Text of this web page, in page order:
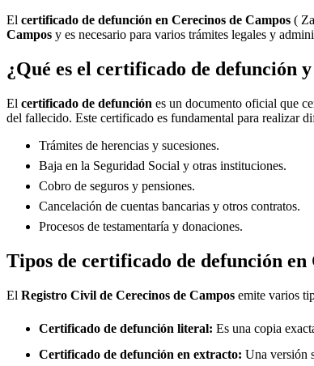
El certificado de defunción en Cerecinos de Campos (
Campos y es necesario para varios trámites legales y
¿Qué es el certificado de defunción
El certificado de defunción es un documento oficial que
del fallecido. Este certificado es fundamental para realizar
Trámites de herencias y sucesiones.
Baja en la Seguridad Social y otras instituciones.
Cobro de seguros y pensiones.
Cancelación de cuentas bancarias y otros contratos.
Procesos de testamentaría y donaciones.
Tipos de certificado de defunción en
El Registro Civil de Cerecinos de Campos emite varios
Certificado de defunción literal: Es una copia
Certificado de defunción en extracto: Una versión